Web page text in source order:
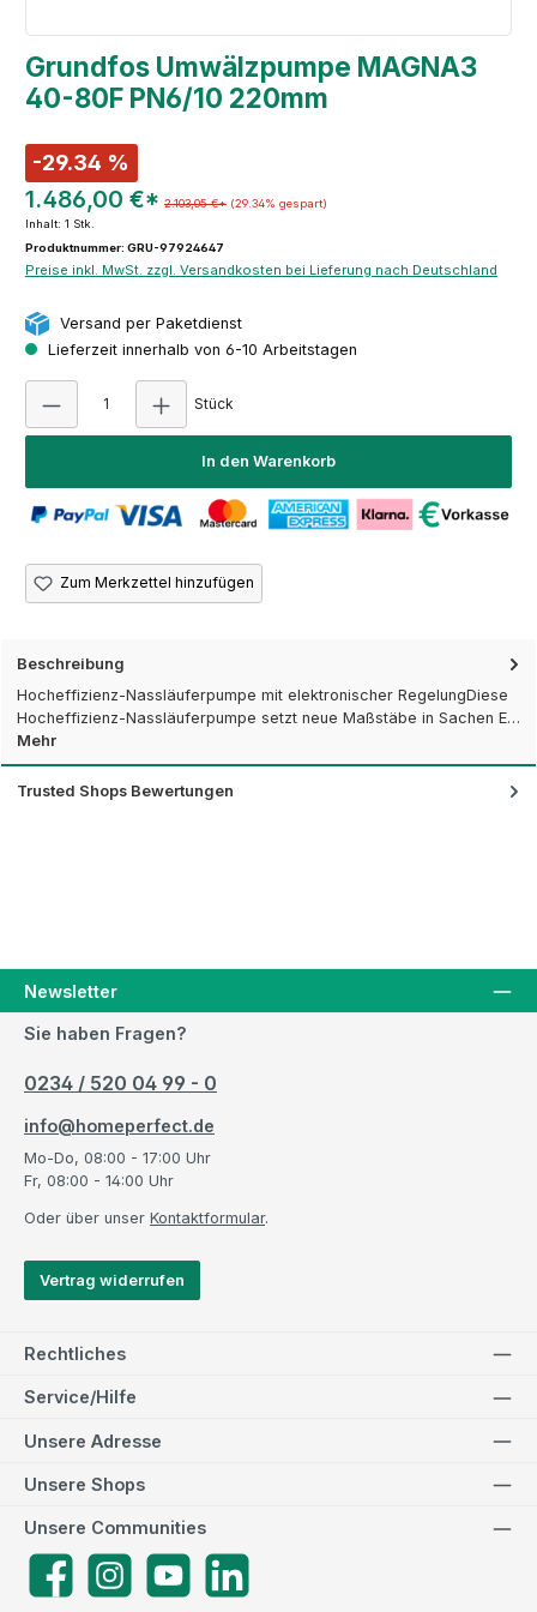
Grundfos Umwälzpumpe MAGNA3
40-80F PN6/10 220mm
-29.34 %
1.486,00 €* 2.103,05 €* (29.34% gespart)
Inhalt: 1 Stk.
Produktnummer: GRU-97924647
Preise inkl. MwSt. zzgl. Versandkosten bei Lieferung nach Deutschland
Versand per Paketdienst
Lieferzeit innerhalb von 6-10 Arbeitstagen
Stück
In den Warenkorb
Zum Merkzettel hinzufügen
Beschreibung
Hocheffizienz-Nassläuferpumpe mit elektronischer RegelungDiese
Hocheffizienz-Nassläuferpumpe setzt neue Maßstäbe in Sachen E…
Mehr
Trusted Shops Bewertungen
Newsletter
Sie haben Fragen?
0234 / 520 04 99 - 0
info@homeperfect.de
Mo-Do, 08:00 - 17:00 Uhr
Fr, 08:00 - 14:00 Uhr
Oder über unser Kontaktformular.
Vertrag widerrufen
Rechtliches
Service/Hilfe
Unsere Adresse
Unsere Communities
FacebookInstagramYouTube
Unsere Shops